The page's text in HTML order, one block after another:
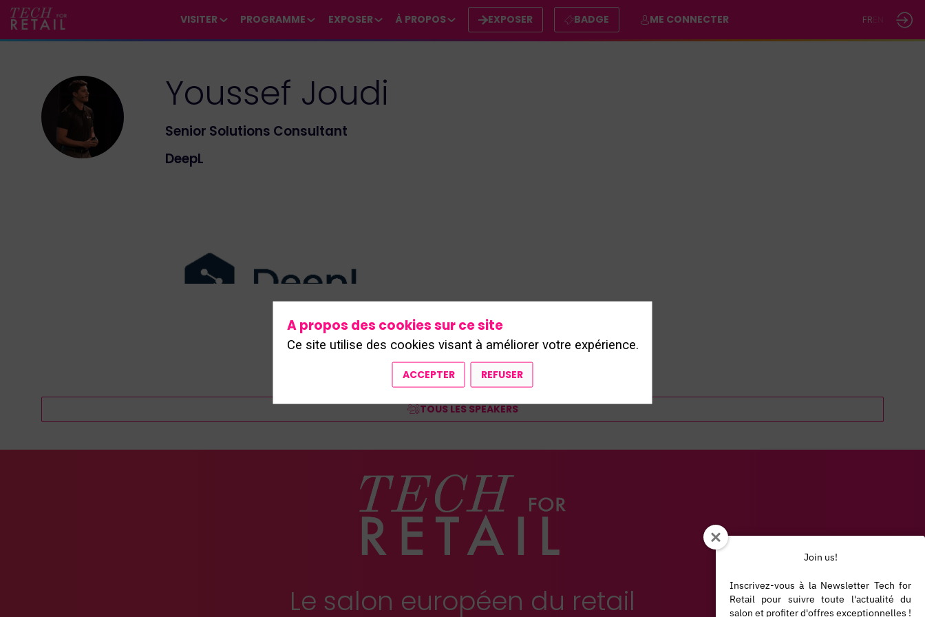
VISITER PROGRAMME EXPOSER À PROPOS EXPOSER BADGE ME CONNECTER FR
YJ
Youssef Joudi
Senior Solutions Consultant
DeepL
TOUS LES SPEAKERS
Le salon européen du retail
A propos des cookies sur ce site
Ce site utilise des cookies visant à améliorer votre expérience.
ACCEPTER REFUSER
*/*/
*/
Join us!
Inscrivez-vous à la Newsletter Tech for
Retail pour suivre toute l'actualité du
salon et profiter d'offres exceptionnelles !